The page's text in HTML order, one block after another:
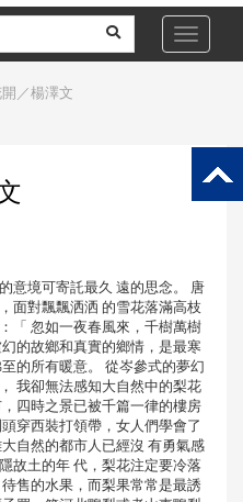
Toggle
／楊澤文
意境可寄託最久 遠的思念。 唐
面對飄飄洒洒 的雪花落滿高枝
「 忽如一夜春風來，千樹萬樹
的故鄉和真實的鄉情，是最寒
的所有暖意。 從岑參式的夢幻
我卻無法感知大自然中的梨花
四時之景已被千篇一律的樓房
穿西裝打領帶，女人們學會了
自然的都市人已經沒 有勇氣感
故土的年 代，梨花注定要冷落
售的水果，而梨果常常是最誘